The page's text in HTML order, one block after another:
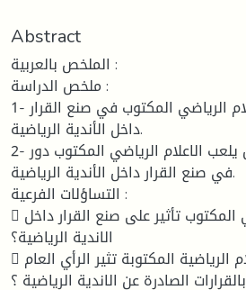
Abstract
الملخص بالعربية :
ملخص الدراسة :
1- عنوان الدراسة: دور الاعلام الرياضي المكتوب في صنع القرار
داخل الأندية الرياضية.
2- مشكلة الدراسة : هل يلعب الاعلام الرياضي المكتوب دور
في صنع القرار داخل الأندية الرياضية.
التساؤلات الفرعية :
 هل للإعلام الرياضي المكتوب تأثير على صنع القرار داخل
الاندية الرياضية؟
 هل الوسائل الاعلام الرياضية المكتوبة تثير الرأي العام
بالقرارات الصادرة عن الاندية الرياضية ؟